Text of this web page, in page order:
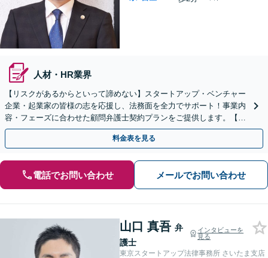
人材・HR業界
【リスクがあるからといって諦めない】スタートアップ・ベンチャー
企業・起業家の皆様の志を応援し、法務面を全力でサポート！事業内
容・フェーズに合わせた顧問弁護士契約プランをご提供します。【顧
問契約／企業法務】
料金表を見る
電話でお問い合わせ メールでお問い合わせ
山口 真吾 弁
護士
インタビューを
見る
東京スタートアップ法律事務所 さいたま支店